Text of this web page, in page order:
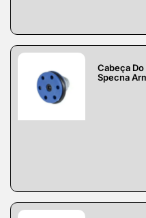
Cabeça
Specna